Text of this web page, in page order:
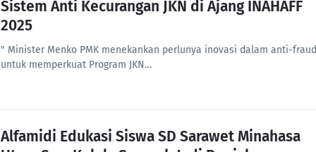
Sistem Anti Kecurangan JKN di Ajang INAHAFF
2025
" Minister Menko PMK menekankan perlunya inovasi dalam anti-fraud
untuk memperkuat Program JKN…
Alfamidi Edukasi Siswa SD Sarawet Minahasa